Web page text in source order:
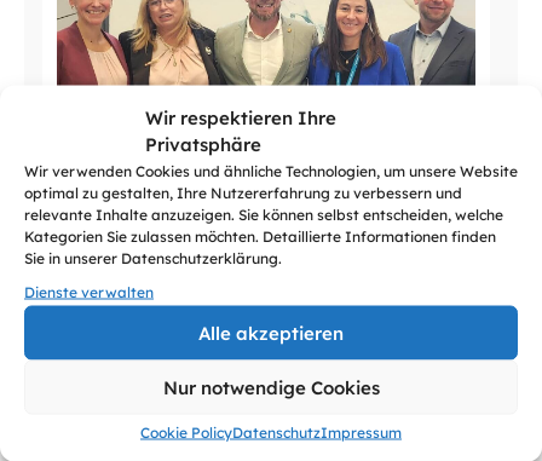
Wir respektieren Ihre
Privatsphäre
Wir verwenden Cookies und ähnliche Technologien, um unsere Website
optimal zu gestalten, Ihre Nutzererfahrung zu verbessern und
relevante Inhalte anzuzeigen. Sie können selbst entscheiden, welche
Kategorien Sie zulassen möchten. Detaillierte Informationen finden
Sie in unserer Datenschutzerklärung.
Dienste verwalten
Alle akzeptieren
Nur notwendige Cookies
Cookie PolicyDatenschutzImpressum
21.10.2025
Convention bayern.ehrenamt.digital;
2025: Digitalisierung im Ehrenamt
gestalten
bayern.ehrenamt.digital 2025 statt – ein Treffpunkt